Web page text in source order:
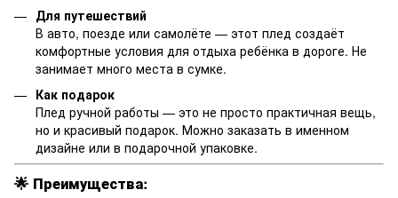
Для путешествий
В авто, поезде или самолёте — этот плед создаёт
комфортные условия для отдыха ребёнка в дороге. Не
занимает много места в сумке.
Как подарок
Плед ручной работы — это не просто практичная вещь,
но и красивый подарок. Можно заказать в именном
дизайне или в подарочной упаковке.
🌟 Преимущества: